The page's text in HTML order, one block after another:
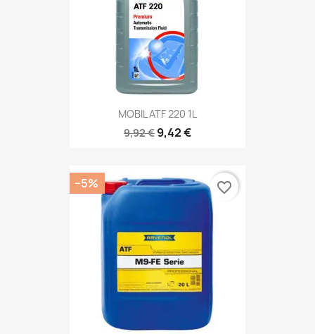
MOBIL ATF 220 1L
9,92 € 9,42 €
−5% favorite_border